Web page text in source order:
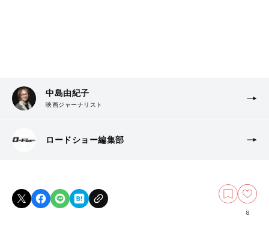
中島由紀子
映画ジャーナリスト
ロードショー編集部
8